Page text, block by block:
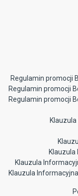
Regulamin promocji
Regulamin promocji
Regulamin promocji
Klauzula
Klauzula
Klauzula